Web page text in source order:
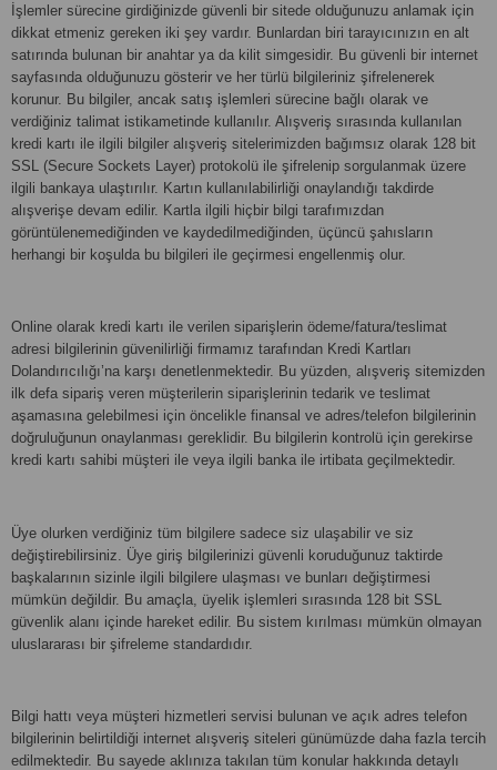
İşlemler sürecine girdiğinizde güvenli bir sitede olduğunuzu anlamak için
dikkat etmeniz gereken iki şey vardır. Bunlardan biri tarayıcınızın en alt
satırında bulunan bir anahtar ya da kilit simgesidir. Bu güvenli bir internet
sayfasında olduğunuzu gösterir ve her türlü bilgileriniz şifrelenerek
korunur. Bu bilgiler, ancak satış işlemleri sürecine bağlı olarak ve
verdiğiniz talimat istikametinde kullanılır. Alışveriş sırasında kullanılan
kredi kartı ile ilgili bilgiler alışveriş sitelerimizden bağımsız olarak 128 bit
SSL (Secure Sockets Layer) protokolü ile şifrelenip sorgulanmak üzere
ilgili bankaya ulaştırılır. Kartın kullanılabilirliği onaylandığı takdirde
alışverişe devam edilir. Kartla ilgili hiçbir bilgi tarafımızdan
görüntülenemediğinden ve kaydedilmediğinden, üçüncü şahısların
herhangi bir koşulda bu bilgileri ile geçirmesi engellenmiş olur.
Online olarak kredi kartı ile verilen siparişlerin ödeme/fatura/teslimat
adresi bilgilerinin güvenilirliği firmamız tarafından Kredi Kartları
Dolandırıcılığı’na karşı denetlenmektedir. Bu yüzden, alışveriş sitemizden
ilk defa sipariş veren müşterilerin siparişlerinin tedarik ve teslimat
aşamasına gelebilmesi için öncelikle finansal ve adres/telefon bilgilerinin
doğruluğunun onaylanması gereklidir. Bu bilgilerin kontrolü için gerekirse
kredi kartı sahibi müşteri ile veya ilgili banka ile irtibata geçilmektedir.
Üye olurken verdiğiniz tüm bilgilere sadece siz ulaşabilir ve siz
değiştirebilirsiniz. Üye giriş bilgilerinizi güvenli koruduğunuz taktirde
başkalarının sizinle ilgili bilgilere ulaşması ve bunları değiştirmesi
mümkün değildir. Bu amaçla, üyelik işlemleri sırasında 128 bit SSL
güvenlik alanı içinde hareket edilir. Bu sistem kırılması mümkün olmayan
uluslararası bir şifreleme standardıdır.
Bilgi hattı veya müşteri hizmetleri servisi bulunan ve açık adres telefon
bilgilerinin belirtildiği internet alışveriş siteleri günümüzde daha fazla tercih
edilmektedir. Bu sayede aklınıza takılan tüm konular hakkında detaylı